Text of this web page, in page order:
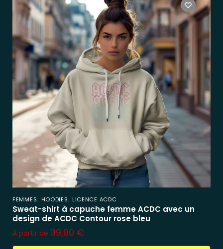
FEMMES, HOODIES, LICENCE ACDC
Sweat-shirt à capuche femme ACDC avec un
design de ACDC Contour rose bleu
À partir de 39,90 €